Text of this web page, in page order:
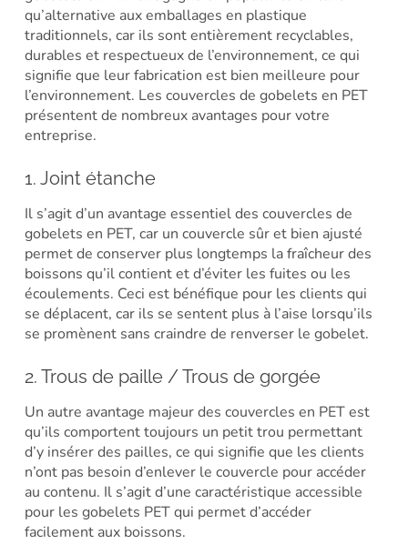
qu’alternative aux emballages en plastique
traditionnels, car ils sont entièrement recyclables,
durables et respectueux de l’environnement, ce qui
signifie que leur fabrication est bien meilleure pour
l’environnement. Les couvercles de gobelets en PET
présentent de nombreux avantages pour votre
entreprise.
1. Joint étanche
Il s’agit d’un avantage essentiel des couvercles de
gobelets en PET, car un couvercle sûr et bien ajusté
permet de conserver plus longtemps la fraîcheur des
boissons qu’il contient et d’éviter les fuites ou les
écoulements. Ceci est bénéfique pour les clients qui
se déplacent, car ils se sentent plus à l’aise lorsqu’ils
se promènent sans craindre de renverser le gobelet.
2. Trous de paille / Trous de gorgée
Un autre avantage majeur des couvercles en PET est
qu’ils comportent toujours un petit trou permettant
d’y insérer des pailles, ce qui signifie que les clients
n’ont pas besoin d’enlever le couvercle pour accéder
au contenu. Il s’agit d’une caractéristique accessible
pour les gobelets PET qui permet d’accéder
facilement aux boissons.